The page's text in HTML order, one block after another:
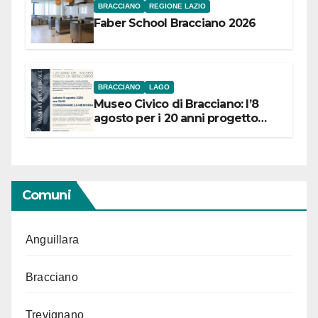
BRACCIANO REGIONE LAZIO
Faber School Bracciano 2026
BRACCIANO LAGO
Museo Civico di Bracciano: l’8
agosto per i 20 anni progetto
Comuni
Anguillara
Bracciano
Trevignano